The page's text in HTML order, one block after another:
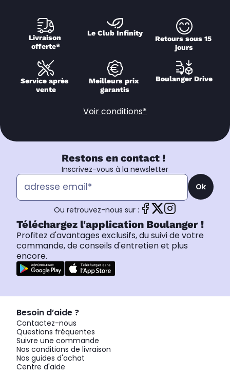
Livraison
offerte*
Le Club Infinity
Retours sous 15
jours
Service après
vente
Meilleurs prix
garantis
Boulanger Drive
Voir conditions*
Restons en contact !
Inscrivez-vous à la newsletter
Ok
Ou retrouvez-nous sur :
Téléchargez l'application Boulanger !
Profitez d'avantages exclusifs, du suivi de votre
commande, de conseils d'entretien et plus
encore.
Besoin d’aide ?
Contactez-nous
Questions fréquentes
Suivre une commande
Nos conditions de livraison
Nos guides d'achat
Centre d'aide